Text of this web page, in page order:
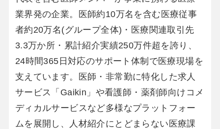
業界発の企業。医師約10万名を含む医療従事
者約20万名(グループ全体)・医療関連取引先
3.3万か所・累計紹介実績250万件超を誇り、
24時間365日対応のサポート体制で医療現場を
支えています。医師・非常勤に特化した求人
サービス「Gaikin」や看護師・薬剤師向けコメ
ディカルサービスなど多様なプラットフォー
ムを展開し、人材紹介にとどまらない医療課